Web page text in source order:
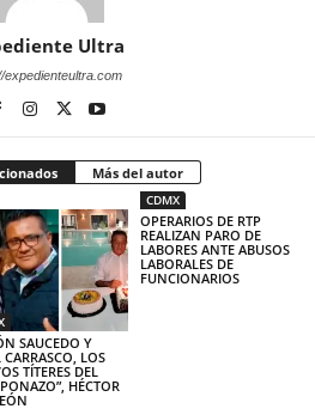
Ultra
expedienteultra.com
Más del autor
SAUCEDO Y
CARRASCO, LOS
TÍTERES DEL
HÉCTOR
CDMX
OPERARIOS DE RTP
REALIZAN PARO DE
LABORES ANTE ABUSOS
LABORALES DE
FUNCIONARIOS